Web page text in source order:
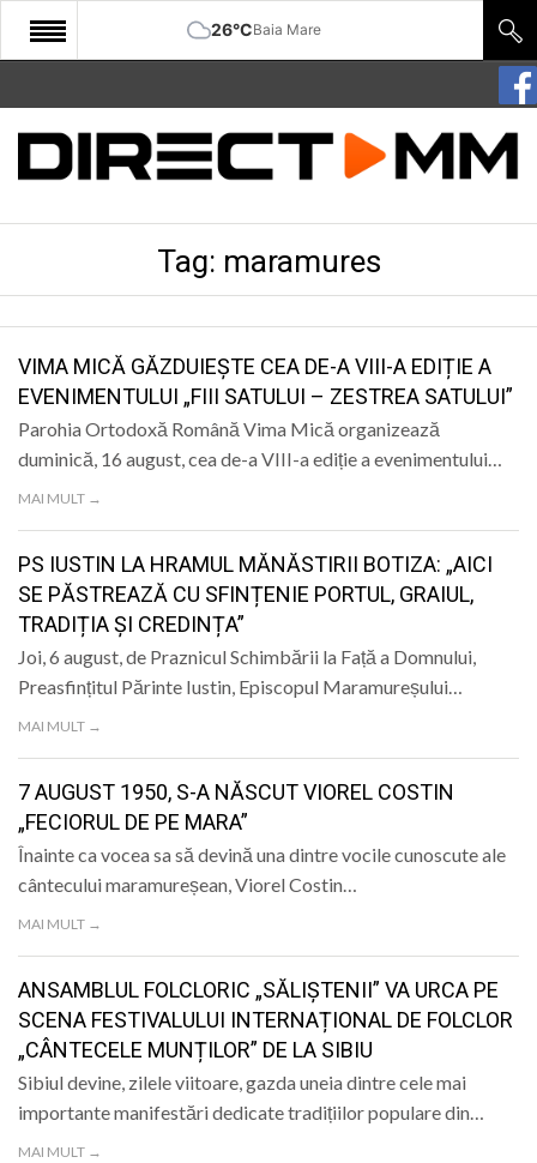
26°CBaia Mare
START
COMUNITATE
SANATATE
SPORT
SPECIAL
POLITIC
LIFE
Tag: maramures
VIMA MICĂ GĂZDUIEȘTE CEA DE-A VIII-A EDIȚIE A
EVENIMENTULUI „FIII SATULUI – ZESTREA SATULUI”
Parohia Ortodoxă Română Vima Mică organizează
duminică, 16 august, cea de-a VIII-a ediție a evenimentului…
MAI MULT →
PS IUSTIN LA HRAMUL MĂNĂSTIRII BOTIZA: „AICI
SE PĂSTREAZĂ CU SFINȚENIE PORTUL, GRAIUL,
TRADIȚIA ȘI CREDINȚA”
Joi, 6 august, de Praznicul Schimbării la Față a Domnului,
Preasfințitul Părinte Iustin, Episcopul Maramureșului…
MAI MULT →
7 AUGUST 1950, S-A NĂSCUT VIOREL COSTIN
„FECIORUL DE PE MARA”
Înainte ca vocea sa să devină una dintre vocile cunoscute ale
cântecului maramureșean, Viorel Costin…
MAI MULT →
ANSAMBLUL FOLCLORIC „SĂLIȘTENII” VA URCA PE
SCENA FESTIVALULUI INTERNAȚIONAL DE FOLCLOR
„CÂNTECELE MUNȚILOR” DE LA SIBIU
Sibiul devine, zilele viitoare, gazda uneia dintre cele mai
importante manifestări dedicate tradițiilor populare din…
MAI MULT →